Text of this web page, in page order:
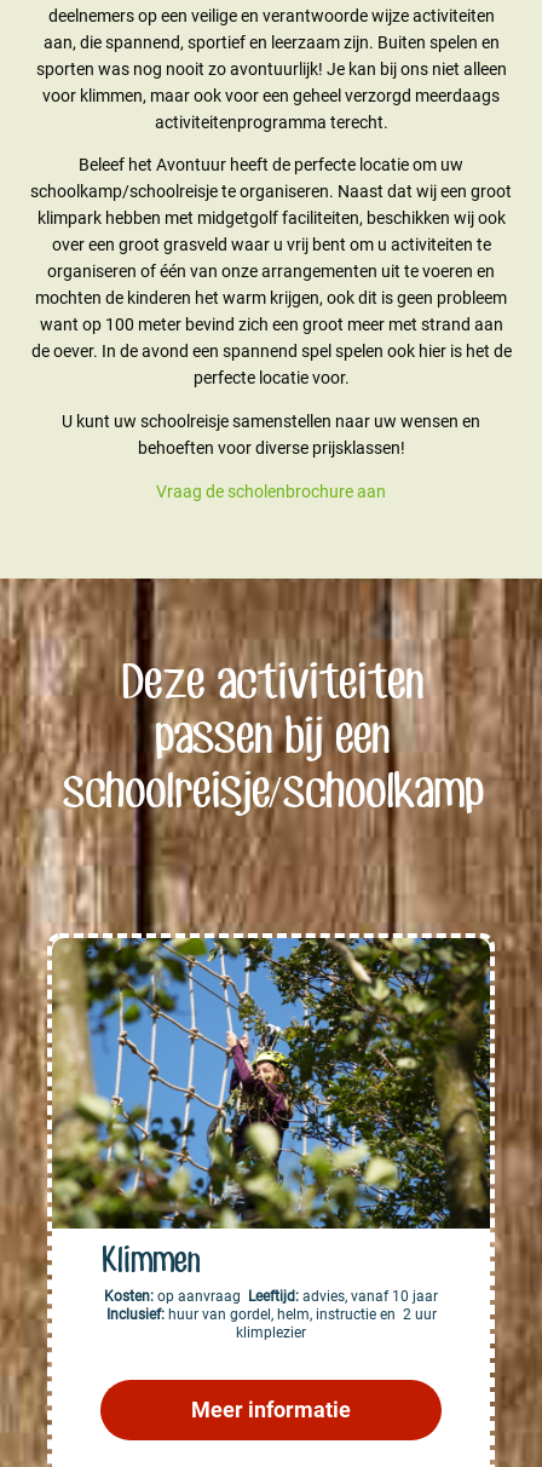
deelnemers op een veilige en verantwoorde wijze activiteiten
aan, die spannend, sportief en leerzaam zijn. Buiten spelen en
sporten was nog nooit zo avontuurlijk! Je kan bij ons niet alleen
voor klimmen, maar ook voor een geheel verzorgd meerdaags
activiteitenprogramma terecht.
Beleef het Avontuur heeft de perfecte locatie om uw
schoolkamp/schoolreisje te organiseren. Naast dat wij een groot
klimpark hebben met midgetgolf faciliteiten, beschikken wij ook
over een groot grasveld waar u vrij bent om u activiteiten te
organiseren of één van onze arrangementen uit te voeren en
mochten de kinderen het warm krijgen, ook dit is geen probleem
want op 100 meter bevind zich een groot meer met strand aan
de oever. In de avond een spannend spel spelen ook hier is het de
perfecte locatie voor.
U kunt uw schoolreisje samenstellen naar uw wensen en
behoeften voor diverse prijsklassen!
Vraag de scholenbrochure aan
Deze activiteiten
passen bij een
schoolreisje/schoolkamp
Klimmen
Kosten: op aanvraag Leeftijd: advies, vanaf 10 jaar
Inclusief:huur van gordel, helm, instructie en 2 uur
klimplezier
Meer informatie